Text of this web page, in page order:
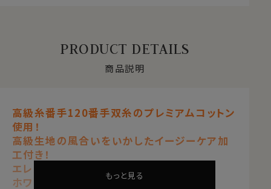
PRODUCT DETAILS
商品説明
高級糸番手120番手双糸のプレミアムコットン
使用！
高級生地の風合いをいかしたイージーケア加
工付き！
エレガンスなノーネクタイ専用シャツ
ホワイト 白
もっと見る